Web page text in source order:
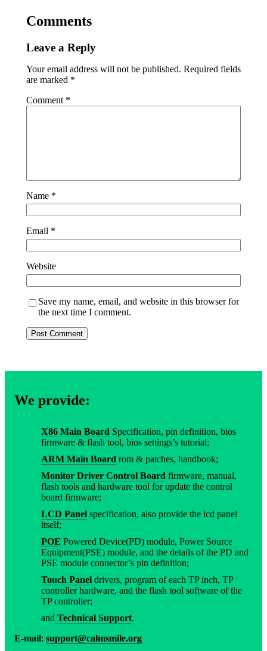
Comments
Leave a Reply
Your email address will not be published. Required fields
are marked *
Comment *
Name *
Email *
Website
Save my name, email, and website in this browser for
the next time I comment.
We provide:
X86 Main Board Specification, pin definition, bios
firmware & flash tool, bios settings’s tutorial;
ARM Main Board rom & patches, handbook;
Monitor Driver Control Board firmware, manual,
flash tools and hardware tool for update the control
board firmware;
LCD Panel specification, also provide the lcd panel
itself;
POE Powered Device(PD) module, Power Source
Equipment(PSE) module, and the details of the PD and
PSE module connector’s pin definition;
Touch Panel drivers, program of each TP inch, TP
controller hardware, and the flash tool software of the
TP controller;
and Technical Support.
E-mail: support@calmsmile.org